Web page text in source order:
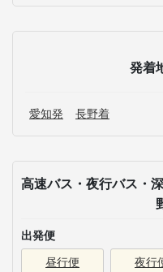
発着
愛知発 長野着
高速バス・夜行バス・
出発便
昼行便 夜行